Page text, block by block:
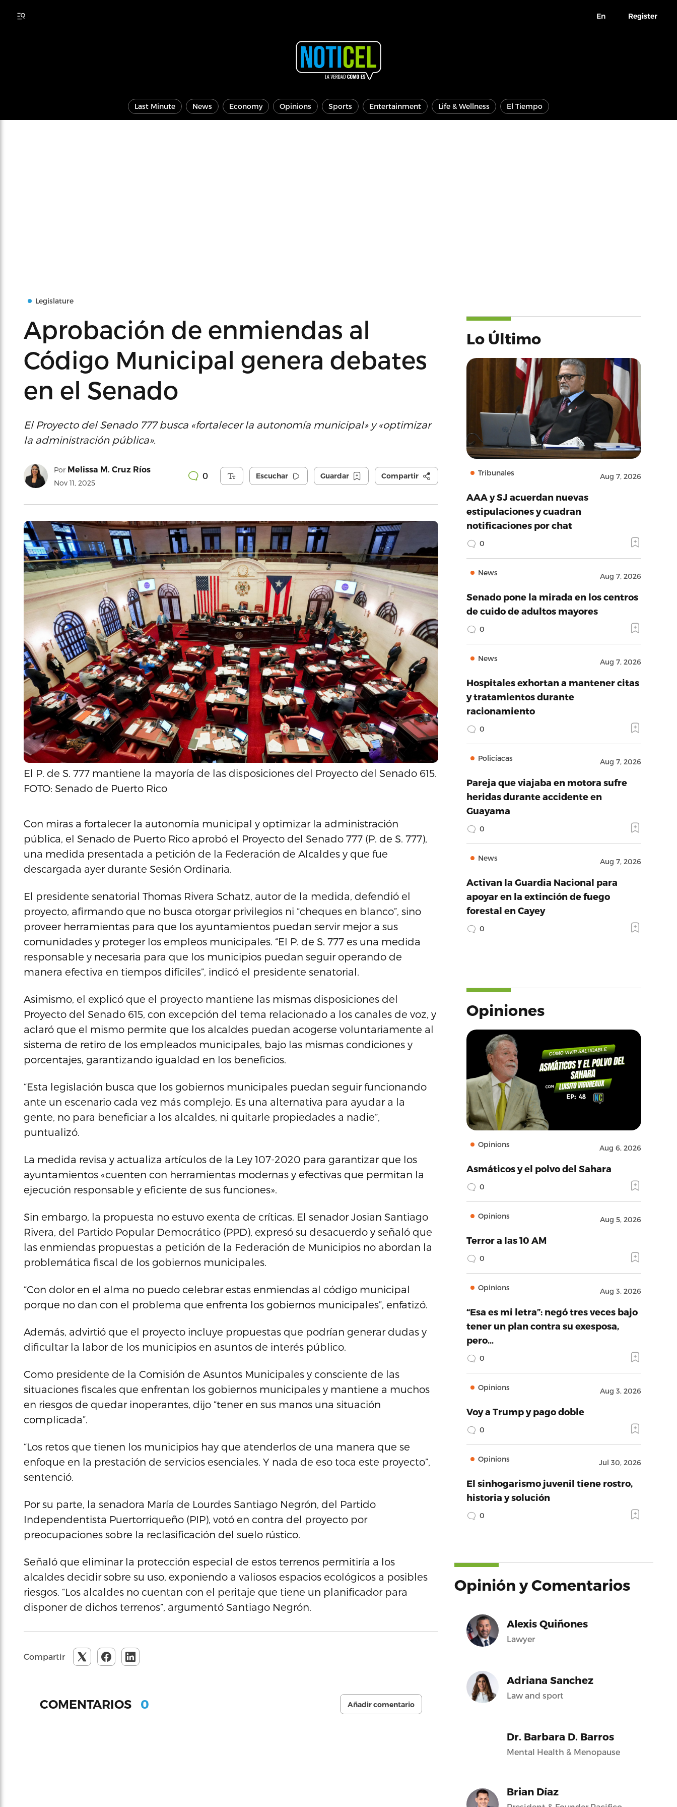
En Register
Last Minute News Economy Opinions Sports Entertainment Life & Wellness El Tiempo
Legislature
Aprobación de enmiendas al
Código Municipal genera debates
en el Senado
El Proyecto del Senado 777 busca «fortalecer la autonomía municipal» y «optimizar
la administración pública».
Por Melissa M. Cruz Ríos
Nov 11, 2025
0 Escuchar Guardar Compartir
El P. de S. 777 mantiene la mayoría de las disposiciones del Proyecto del Senado 615.
FOTO: Senado de Puerto Rico
Con miras a fortalecer la autonomía municipal y optimizar la administración
pública, el Senado de Puerto Rico aprobó el Proyecto del Senado 777 (P. de S. 777),
una medida presentada a petición de la Federación de Alcaldes y que fue
descargada ayer durante Sesión Ordinaria.
El presidente senatorial Thomas Rivera Schatz, autor de la medida, defendió el
proyecto, afirmando que no busca otorgar privilegios ni “cheques en blanco”, sino
proveer herramientas para que los ayuntamientos puedan servir mejor a sus
comunidades y proteger los empleos municipales. “El P. de S. 777 es una medida
responsable y necesaria para que los municipios puedan seguir operando de
manera efectiva en tiempos difíciles”, indicó el presidente senatorial.
Asimismo, el explicó que el proyecto mantiene las mismas disposiciones del
Proyecto del Senado 615, con excepción del tema relacionado a los canales de voz, y
aclaró que el mismo permite que los alcaldes puedan acogerse voluntariamente al
sistema de retiro de los empleados municipales, bajo las mismas condiciones y
porcentajes, garantizando igualdad en los beneficios.
“Esta legislación busca que los gobiernos municipales puedan seguir funcionando
ante un escenario cada vez más complejo. Es una alternativa para ayudar a la
gente, no para beneficiar a los alcaldes, ni quitarle propiedades a nadie”,
puntualizó.
La medida revisa y actualiza artículos de la Ley 107-2020 para garantizar que los
ayuntamientos «cuenten con herramientas modernas y efectivas que permitan la
ejecución responsable y eficiente de sus funciones».
Sin embargo, la propuesta no estuvo exenta de críticas. El senador Josian Santiago
Rivera, del Partido Popular Democrático (PPD), expresó su desacuerdo y señaló que
las enmiendas propuestas a petición de la Federación de Municipios no abordan la
problemática fiscal de los gobiernos municipales.
“Con dolor en el alma no puedo celebrar estas enmiendas al código municipal
porque no dan con el problema que enfrenta los gobiernos municipales”, enfatizó.
Además, advirtió que el proyecto incluye propuestas que podrían generar dudas y
dificultar la labor de los municipios en asuntos de interés público.
Como presidente de la Comisión de Asuntos Municipales y consciente de las
situaciones fiscales que enfrentan los gobiernos municipales y mantiene a muchos
en riesgos de quedar inoperantes, dijo “tener en sus manos una situación
complicada”.
“Los retos que tienen los municipios hay que atenderlos de una manera que se
enfoque en la prestación de servicios esenciales. Y nada de eso toca este proyecto”,
sentenció.
Por su parte, la senadora María de Lourdes Santiago Negrón, del Partido
Independentista Puertorriqueño (PIP), votó en contra del proyecto por
preocupaciones sobre la reclasificación del suelo rústico.
Señaló que eliminar la protección especial de estos terrenos permitiría a los
alcaldes decidir sobre su uso, exponiendo a valiosos espacios ecológicos a posibles
riesgos. “Los alcaldes no cuentan con el peritaje que tiene un planificador para
disponer de dichos terrenos”, argumentó Santiago Negrón.
Compartir
COMENTARIOS 0 Añadir comentario
Lo Último
Tribunales Aug 7, 2026
AAA y SJ acuerdan nuevas
estipulaciones y cuadran
notificaciones por chat
0
News Aug 7, 2026
Senado pone la mirada en los centros
de cuido de adultos mayores
0
News Aug 7, 2026
Hospitales exhortan a mantener citas
y tratamientos durante
racionamiento
0
Policíacas Aug 7, 2026
Pareja que viajaba en motora sufre
heridas durante accidente en
Guayama
0
News Aug 7, 2026
Activan la Guardia Nacional para
apoyar en la extinción de fuego
forestal en Cayey
0
Opiniones
Opinions Aug 6, 2026
Asmáticos y el polvo del Sahara
0
Opinions Aug 5, 2026
Terror a las 10 AM
0
Opinions Aug 3, 2026
“Esa es mi letra”: negó tres veces bajo
tener un plan contra su exesposa,
pero…
0
Opinions Aug 3, 2026
Voy a Trump y pago doble
0
Opinions Jul 30, 2026
El sinhogarismo juvenil tiene rostro,
historia y solución
0
Opinión y Comentarios
Alexis Quiñones
Lawyer
Adriana Sanchez
Law and sport
Dr. Barbara D. Barros
Mental Health & Menopause
Brian Díaz